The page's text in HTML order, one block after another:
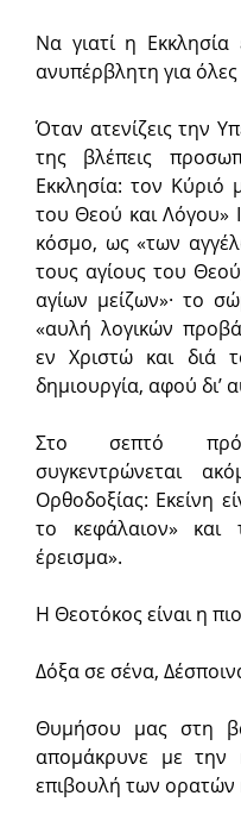
Να γιατί η Εκκλησία
ανυπέρβλητη για
Όταν ατενίζεις την
της βλέπεις
Εκκλησία: τον
του Θεού και Λόγου»
κόσμο, ως «των
τους αγίους του
αγίων μείζων»· το
«αυλή λογικών
εν Χριστώ και διά
δημιουργία, αφού δι’
Στο σεπτό
συγκεντρώνεται
Ορθοδοξίας: Εκείνη
το κεφάλαιον» και
έρεισμα».
Η Θεοτόκος είναι η
Δόξα σε σένα,
Θυμήσου μας στη
απομάκρυνε με την
επιβουλή των